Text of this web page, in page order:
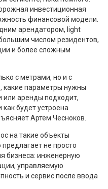
инвестиционная
финансовой модели.
арендатором, light
числом резидентов,
и более сложным
с метрами, но и с
какие параметры нужны
или аренды подходит,
будет устроена
Артем Чесноков.
на такие объекты
не просто
бизнеса: инженерную
управляемую
и сервис после ввода